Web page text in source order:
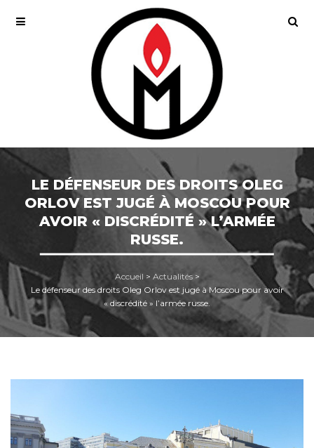
LE DÉFENSEUR DES DROITS OLEG
ORLOV EST JUGÉ À MOSCOU POUR
AVOIR « DISCRÉDITÉ » L’ARMÉE
RUSSE.
Accueil > Actualités>
Le défenseur des droits Oleg Orlov est jugé à Moscou pour avoir
« discrédité » l’armée russe.